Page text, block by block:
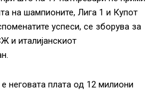
на шампионите, Лига 1 и Купот
успеси, се зборува за
и италијанскиот
неговата плата од 12 милиони